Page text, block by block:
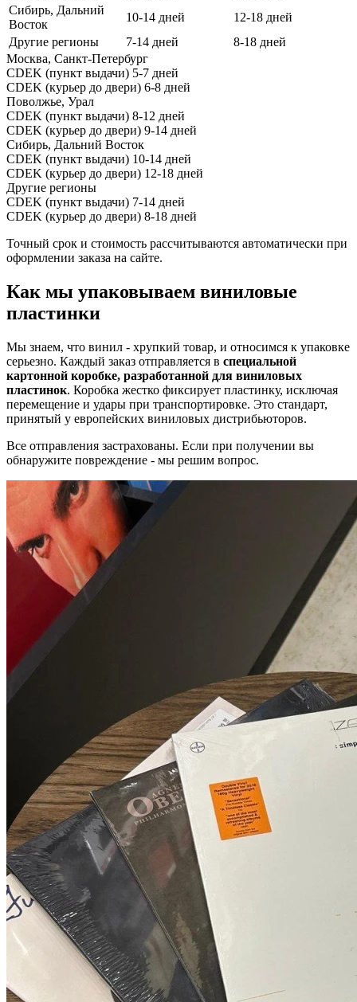
Сибирь, Дальний
Восток
10-14 дней
12-18 дней
Другие регионы
7-14 дней
8-18 дней
Москва, Санкт-Петербург
CDEK (пункт выдачи) 5-7 дней
CDEK (курьер до двери) 6-8 дней
Поволжье, Урал
CDEK (пункт выдачи) 8-12 дней
CDEK (курьер до двери) 9-14 дней
Сибирь, Дальний Восток
CDEK (пункт выдачи) 10-14 дней
CDEK (курьер до двери) 12-18 дней
Другие регионы
CDEK (пункт выдачи) 7-14 дней
CDEK (курьер до двери) 8-18 дней
Точный срок и стоимость рассчитываются автоматически при
оформлении заказа на сайте.
Как мы упаковываем виниловые
пластинки
Мы знаем, что винил - хрупкий товар, и относимся к упаковке
серьезно. Каждый заказ отправляется в специальной
картонной коробке, разработанной для виниловых
пластинок. Коробка жестко фиксирует пластинку, исключая
перемещение и удары при транспортировке. Это стандарт,
принятый у европейских виниловых дистрибьюторов.
Все отправления застрахованы. Если при получении вы
обнаружите повреждение - мы решим вопрос.